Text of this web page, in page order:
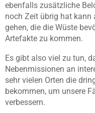
ebenfalls zusätzliche
noch Zeit übrig hat kann
gehen, die die Wüste
Artefakte zu kommen.
Es gibt also viel zu tun,
Nebenmissionen an
sehr vielen Orten die
bekommen, um unsere
verbessern.